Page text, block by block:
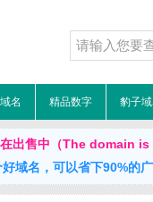
名 精品数字 豹子
出售中（The domain
域名，可以省下90%的